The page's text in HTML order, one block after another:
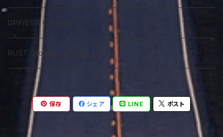
GTR 5W-50
GTR 10W-50
GTR 15W-50
GTR 20W-50
GTR 10W-60
GTA 10W-40
GTA 15W-40
GTA 10W-50
GTA 15W-50
GTA 20W-50
Excel 0W-30
Excel 0W-40
Sport 0W-20
Sport 0W-30
Sport 0W-40
ST 10W-40
ST 5W-50
ST 10W-50
ST 15W-50
VGX 5W-30
VGX 0W-40
VGX 5W-40
VGX 10W-40
VGX 5W-50
Classico 15W-50
Classico 20W-50A
Classico 20W-50B
60W-75
75W-90
75W-120
85W-90
85W-140
75W-90
75W-120
75W-140
85W-140
75W-90
75W-120
75W-140
75W-80
75W-90
ATF Spec -Ⅲ⁺RSZ
ATF Spec -Ⅵ
250番系
250番系
80番系
140番系
85W-250
85W-250M
Sport 300
Coolant Restore
Coolant Leakstpper
PSF type Ｎ
M IC D
M IC G
DPF/EGR Cleaner
RUST Stopper & Release
保存 シェア LINE ポスト